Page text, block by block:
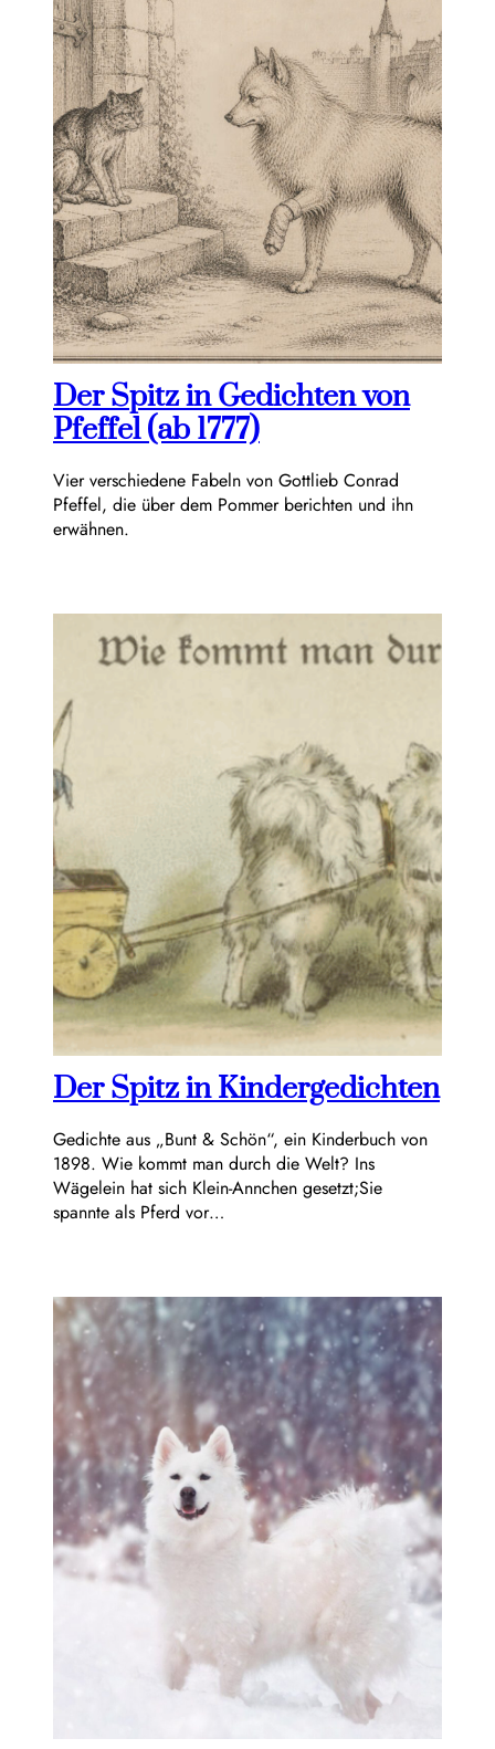
Der Spitz in Gedichten von
Pfeffel (ab 1777)
Vier verschiedene Fabeln von Gottlieb Conrad
Pfeffel, die über dem Pommer berichten und ihn
erwähnen.
Der Spitz in Kindergedichten
Gedichte aus „Bunt & Schön“, ein Kinderbuch von
1898. Wie kommt man durch die Welt? Ins
Wägelein hat sich Klein-Annchen gesetzt;Sie
spannte als Pferd vor…